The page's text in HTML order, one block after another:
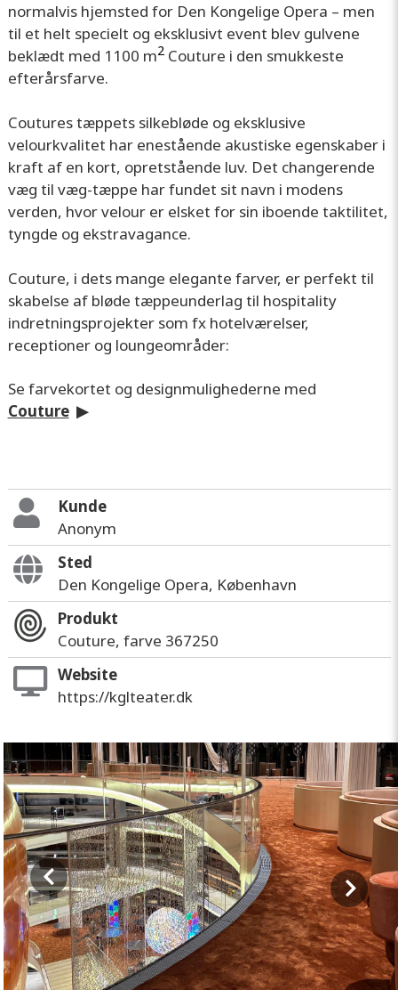
normalvis hjemsted for Den Kongelige Opera – men
til et helt specielt og eksklusivt event blev gulvene
beklædt med 1100 m2Couture i den smukkeste
efterårsfarve.
Coutures tæppets silkebløde og eksklusive
velourkvalitet har enestående akustiske egenskaber i
kraft af en kort, opretstående luv. Det changerende
væg til væg-tæppe har fundet sit navn i modens
verden, hvor velour er elsket for sin iboende taktilitet,
tyngde og ekstravagance.
Couture, i dets mange elegante farver, er perfekt til
skabelse af bløde tæppeunderlag til hospitality
indretningsprojekter som fx hotelværelser,
receptioner og loungeområder:
Se farvekortet og designmulighederne med
Couture ▶
Kunde
Anonym
Sted
Den Kongelige Opera, København
Produkt
Couture, farve 367250
Website
https://kglteater.dk